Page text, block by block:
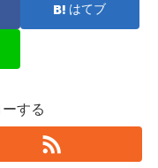
はてブ
する